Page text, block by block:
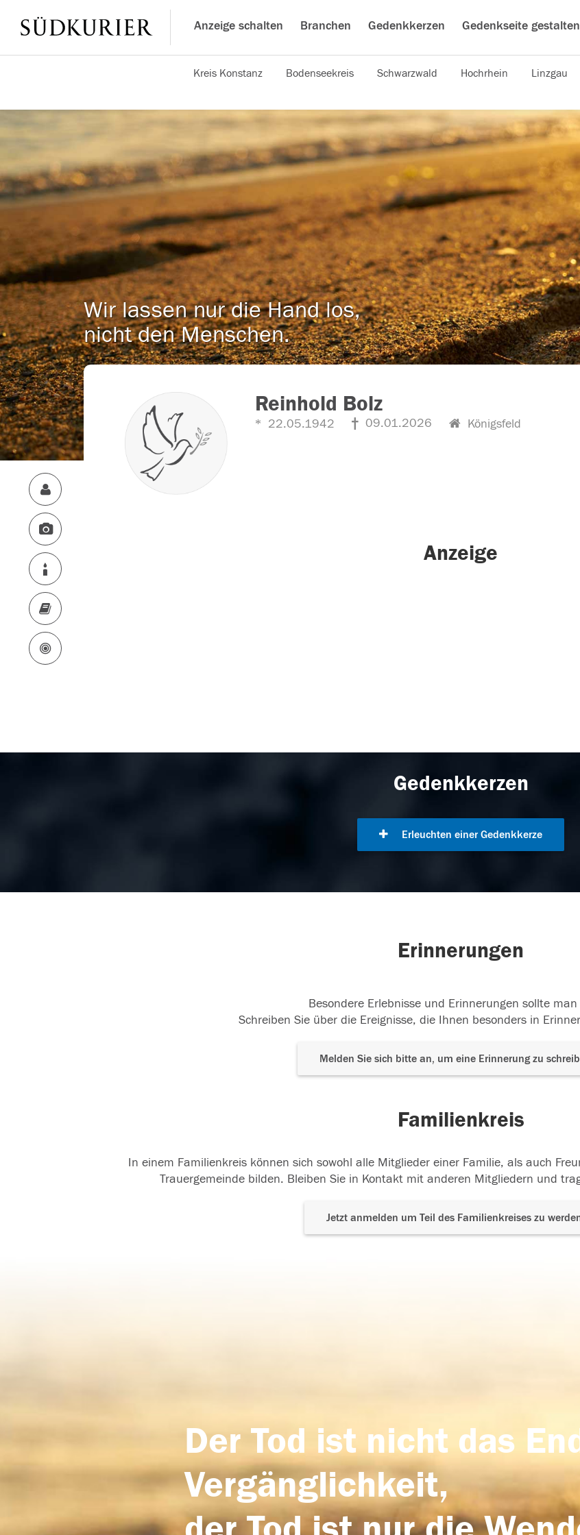
Anzeige schalten Branchen Gedenkkerzen Gedenkseite gestalten
Kreis Konstanz Bodenseekreis Schwarzwald Hochrhein Linzgau
Wir lassen nur die Hand los,
nicht den Menschen.
Reinhold Bolz
22.05.1942 09.01.2026 Königsfeld
Anzeige
Gedenkkerzen
Erleuchten einer Gedenkkerze
Erinnerungen
Besondere Erlebnisse und Erinnerungen sollte
Schreiben Sie über die Ereignisse, die Ihnen besonders in
Melden Sie sich bitte an, um eine Erinnerung zu
Familienkreis
In einem Familienkreis können sich sowohl alle Mitglieder einer Familie, als auch
Trauergemeinde bilden. Bleiben Sie in Kontakt mit anderen Mitgliedern und
Jetzt anmelden um Teil des Familienkreises zu
Der Tod ist nicht das
Vergänglichkeit,